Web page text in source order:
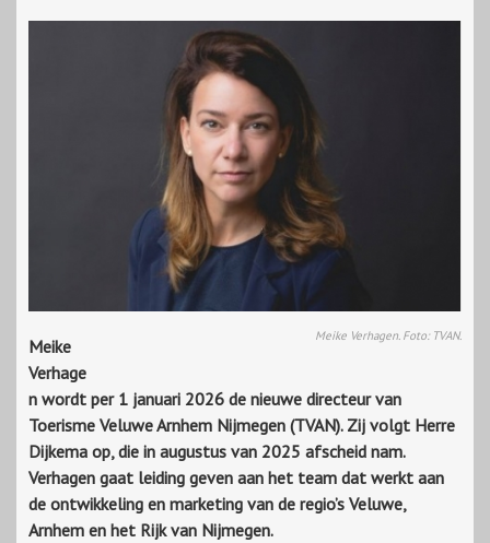
Meike Verhagen. Foto: TVAN.
Meike
Verhage
n wordt per 1 januari 2026 de nieuwe directeur van
Toerisme Veluwe Arnhem Nijmegen (TVAN). Zij volgt Herre
Dijkema op, die in augustus van 2025 afscheid nam.
Verhagen gaat leiding geven aan het team dat werkt aan
de ontwikkeling en marketing van de regio’s Veluwe,
Arnhem en het Rijk van Nijmegen.